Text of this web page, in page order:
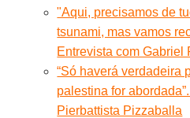
"Aqui, precisamos de
tsunami, mas vamos
Entrevista com Gabriel
“Só haverá verdadeira
palestina for
Pierbattista Pizzaballa